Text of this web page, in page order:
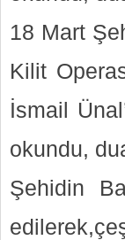
18 Mart
Kilit
İsmail
okundu,
Şehidin